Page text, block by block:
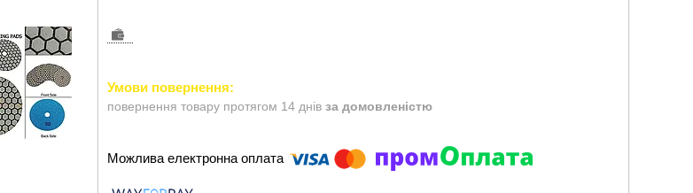
повернення товару протягом 14 днів за домовленістю